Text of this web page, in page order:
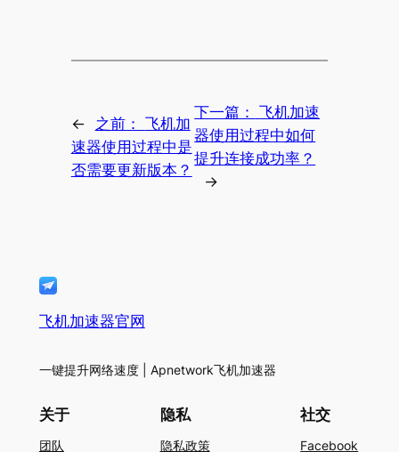
← 之前： 飞机加
速器使用过程中是
否需要更新版本？
下一篇：
飞机加速
器使用过程中如何
提升连接成功率？
→
飞机加速器官网
一键提升网络速度 | Apnetwork飞机加速器
关于
团队
隐私
隐私政策
社交
Facebook